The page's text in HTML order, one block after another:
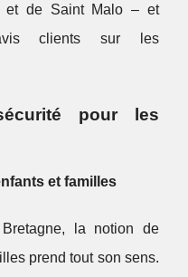
et de Saint Malo – et
clients sur les
pour les
et familles
la notion de
prend tout son sens.